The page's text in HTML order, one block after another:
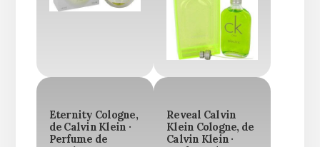
Eternity Cologne,
de Calvin Klein ·
Perfume de
Reveal Calvin
Klein Cologne, de
Calvin Klein ·